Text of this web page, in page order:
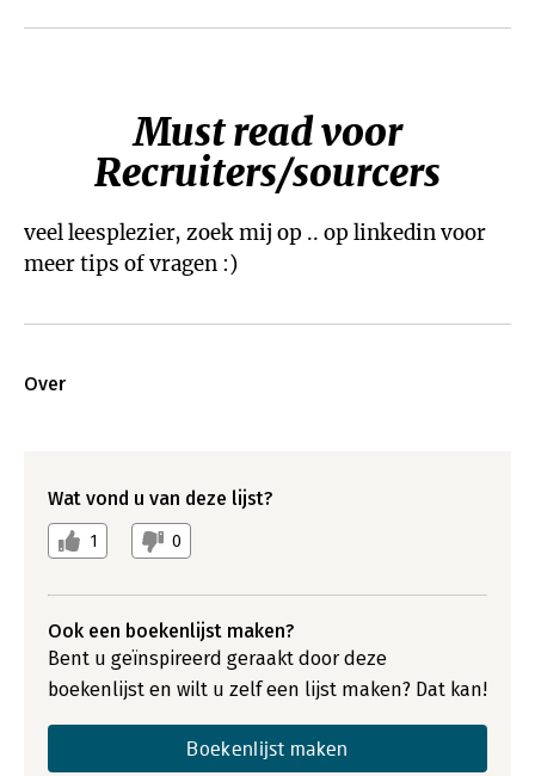
Must read voor
Recruiters/sourcers
veel leesplezier, zoek mij op .. op linkedin voor
meer tips of vragen :)
Over
Wat vond u van deze lijst?
1 0
Ook een boekenlijst maken?
Bent u geïnspireerd geraakt door deze
boekenlijst en wilt u zelf een lijst maken? Dat kan!
Boekenlijst maken